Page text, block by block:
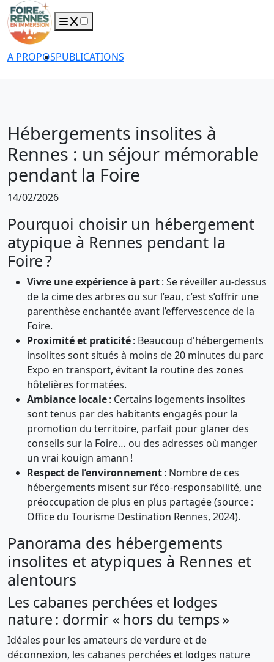
A PROPOSPUBLICATIONS
Hébergements insolites à
Rennes : un séjour mémorable
pendant la Foire
14/02/2026
Pourquoi choisir un hébergement
atypique à Rennes pendant la
Foire ?
Vivre une expérience à part: Se réveiller au-dessus
de la cime des arbres ou sur l’eau, c’est s’offrir une
parenthèse enchantée avant l’effervescence de la
Foire.
Proximité et praticité: Beaucoup d'hébergements
insolites sont situés à moins de 20 minutes du parc
Expo en transport, évitant la routine des zones
hôtelières formatées.
Ambiance locale: Certains logements insolites
sont tenus par des habitants engagés pour la
promotion du territoire, parfait pour glaner des
conseils sur la Foire… ou des adresses où manger
un vrai kouign amann !
Respect de l’environnement: Nombre de ces
hébergements misent sur l’éco-responsabilité, une
préoccupation de plus en plus partagée (source :
Office du Tourisme Destination Rennes, 2024).
Panorama des hébergements
insolites et atypiques à Rennes et
alentours
Les cabanes perchées et lodges
nature : dormir « hors du temps »
Idéales pour les amateurs de verdure et de
déconnexion, les cabanes perchées et lodges nature